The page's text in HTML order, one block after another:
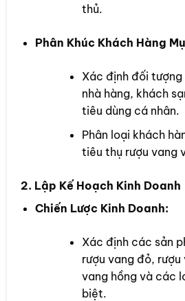
thủ.
Phân Khúc Khách Hàng
Xác định đối tượng
nhà hàng, khách
tiêu dùng cá nhân.
Phân loại khách
tiêu thụ rượu vang
2. Lập Kế Hoạch Kinh Doanh
Chiến Lược Kinh Doanh:
Xác định các sản
rượu vang đỏ,
vang hồng và các
biệt.